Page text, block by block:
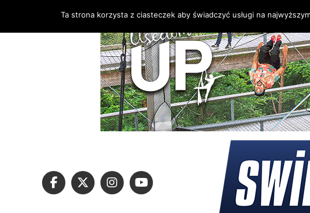
Ta strona korzysta z ciasteczek aby świadczyć usługi na